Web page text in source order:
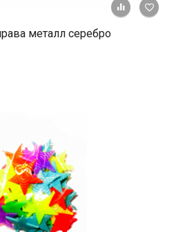
+ К
металл серебро